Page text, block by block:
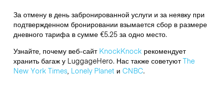
За отмену в день забронированной услуги и за неявку при
подтвержденном бронировании взымается сбор в размере
дневного тарифа в сумме €5.25 за одно место.
Узнайте, почему веб-сайт KnockKnockрекомендует
хранить багаж у LuggageHero. Нас также советуютThe
New York Times, Lonely Planetи CNBC.